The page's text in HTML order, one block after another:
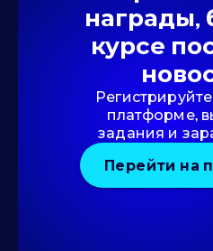
награды,
курсе
платформе,
задания и
Перейти на